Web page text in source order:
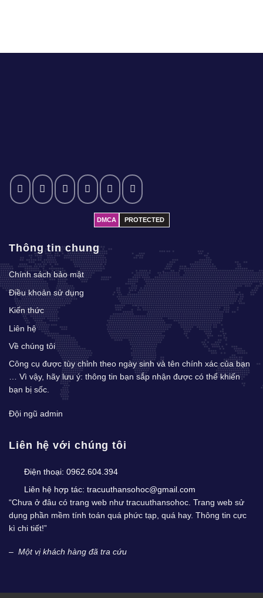
DMCA PROTECTED
Thông tin chung
Chính sách bảo mật
Điều khoản sử dụng
Kiến thức
Liên hệ
Về chúng tôi
Công cụ được tùy chỉnh theo ngày sinh và tên chính xác của bạn
… Vì vậy, hãy lưu ý: thông tin bạn sắp nhận được có thể khiến
bạn bị sốc.
Đội ngũ admin
Liên hệ với chúng tôi
Điện thoại: 0962.604.394
Liên hệ hợp tác: tracuuthansohoc@gmail.com
“Chưa ở đâu có trang web như tracuuthansohoc. Trang web sử
dụng phần mềm tính toán quá phức tạp, quá hay. Thông tin cực
kì chi tiết!”
– Một vị khách hàng đã tra cứu